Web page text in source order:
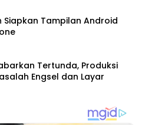
Siapkan Tampilan Android
Tertunda, Produksi
Engsel dan Layar